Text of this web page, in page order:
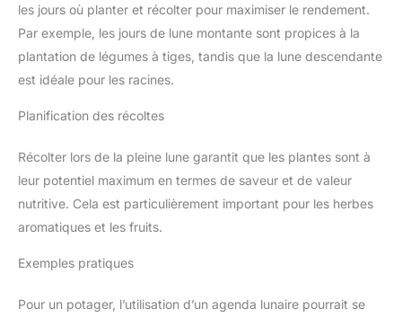
les jours où planter et récolter pour maximiser le rendement.
Par exemple, les jours de lune montante sont propices à la
plantation de légumes à tiges, tandis que la lune descendante
est idéale pour les racines.
Planification des récoltes
Récolter lors de la pleine lune garantit que les plantes sont à
leur potentiel maximum en termes de saveur et de valeur
nutritive. Cela est particulièrement important pour les herbes
aromatiques et les fruits.
Exemples pratiques
Pour un potager, l’utilisation d’un agenda lunaire pourrait se